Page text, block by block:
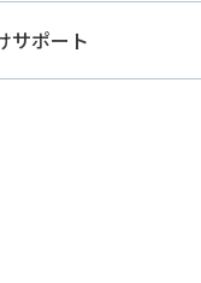
サポート